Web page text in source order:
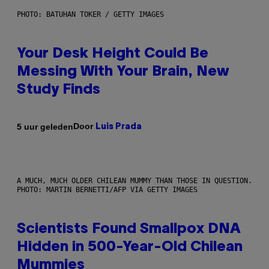
PHOTO: BATUHAN TOKER / GETTY IMAGES
Your Desk Height Could Be
Messing With Your Brain, New
Study Finds
5 uur geledenDoor Luis Prada
A MUCH, MUCH OLDER CHILEAN MUMMY THAN THOSE IN QUESTION.
PHOTO: MARTIN BERNETTI/AFP VIA GETTY IMAGES
Scientists Found Smallpox DNA
Hidden in 500-Year-Old Chilean
Mummies